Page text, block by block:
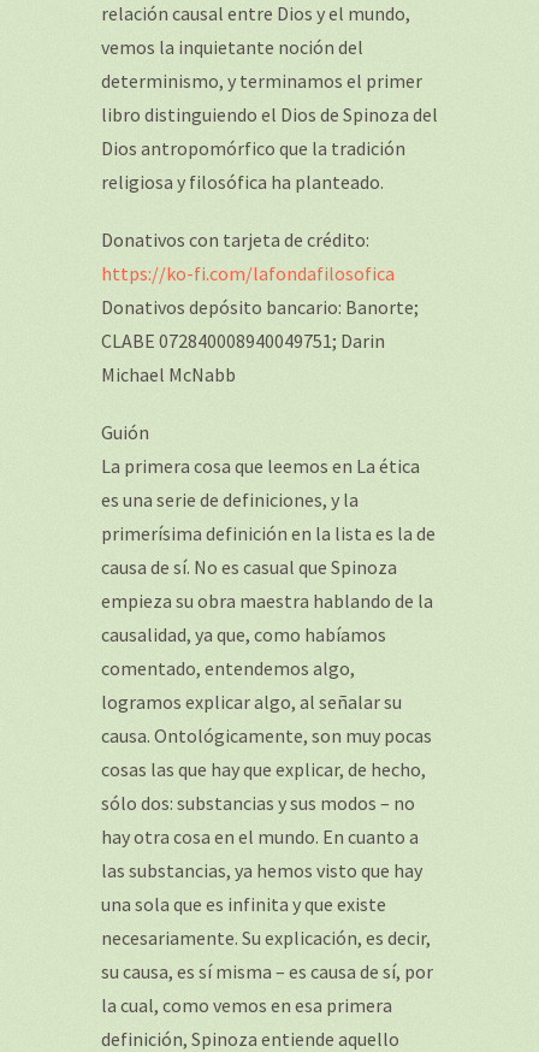
relación causal entre Dios y el mundo,
vemos la inquietante noción del
determinismo, y terminamos el primer
libro distinguiendo el Dios de Spinoza del
Dios antropomórfico que la tradición
religiosa y filosófica ha planteado.
Donativos con tarjeta de crédito:
https://ko-fi.com/lafondafilosofica
Donativos depósito bancario: Banorte;
CLABE 072840008940049751; Darin
Michael McNabb
Guión
La primera cosa que leemos en La ética
es una serie de definiciones, y la
primerísima definición en la lista es la de
causa de sí. No es casual que Spinoza
empieza su obra maestra hablando de la
causalidad, ya que, como habíamos
comentado, entendemos algo,
logramos explicar algo, al señalar su
causa. Ontológicamente, son muy pocas
cosas las que hay que explicar, de hecho,
sólo dos: substancias y sus modos – no
hay otra cosa en el mundo. En cuanto a
las substancias, ya hemos visto que hay
una sola que es infinita y que existe
necesariamente. Su explicación, es decir,
su causa, es sí misma – es causa de sí, por
la cual, como vemos en esa primera
definición, Spinoza entiende aquello